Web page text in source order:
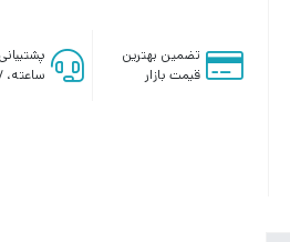
تضمین بهترین
قیمت بازار
ساعته، ۷ روز هفته